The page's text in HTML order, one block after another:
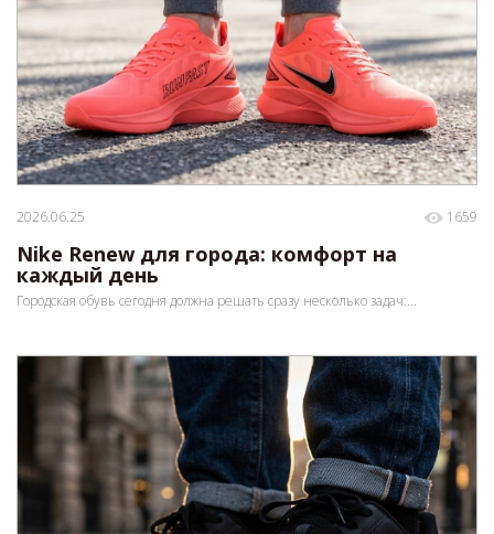
2026.06.25 1659
Nike Renew для города: комфорт на
каждый день
Городская обувь сегодня должна решать сразу несколько задач:...